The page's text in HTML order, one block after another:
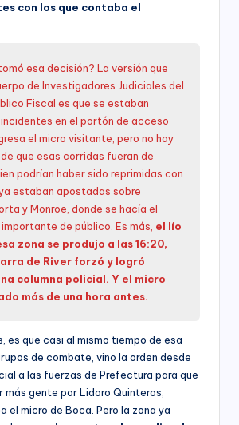
con los que contaba el
esa decisión? La versión que
de Investigadores Judiciales del
Fiscal es que se estaban
en el portón de acceso
el micro visitante, pero no hay
que esas corridas fueran de
podrían haber sido reprimidas con
estaban apostadas sobre
y Monroe, donde se hacía el
de público. Es más, el lío
zona se produjo a las 16:20,
de River forzó y logró
columna policial. Y el micro
más de una hora antes.
es que casi al mismo tiempo de esa
de combate, vino la orden desde
a las fuerzas de Prefectura para que
más gente por Lidoro Quinteros,
el micro de Boca. Pero la zona ya